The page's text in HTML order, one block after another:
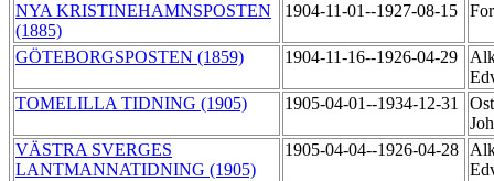
NYA KRISTINEHAMNSPOSTEN
(1885)
1904-11-01--1927-08-15
GÖTEBORGSPOSTEN (1859) 1904-11-16--1926-04-29
TOMELILLA TIDNING (1905)
1905-04-01--1934-12-31
VÄSTRA SVERGES
LANTMANNATIDNING (1905)
1905-04-04--1926-04-28